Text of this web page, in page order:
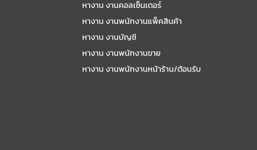
หางาน งานคอลเซ็นเตอร์
หางาน งานพนักงานแพ็คสินค้า
หางาน งานบัญชี
หางาน งานพนักงานขาย
หางาน งานพนักงานหน้าร้าน/ต้อนรับ